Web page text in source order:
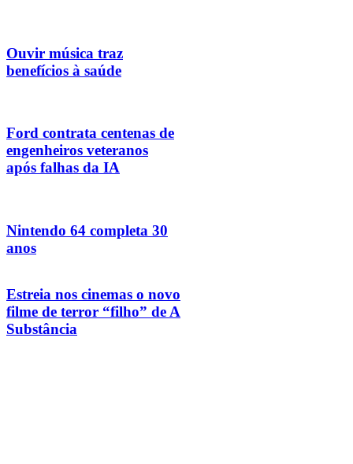
Ouvir música traz
benefícios à saúde
Ford contrata centenas de
engenheiros veteranos
após falhas da IA
Nintendo 64 completa 30
anos
Estreia nos cinemas o novo
filme de terror “filho” de A
Substância